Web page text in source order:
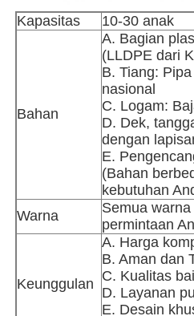
Hubungi Kami
Minta Penawaran Harga
Desain taman bermain
Desain taman air
Kapasitas 10-30 anak
Bahan
A. Bagian
(LLDPE dari
B. Tiang:
nasional
C. Logam:
D. Dek,
dengan
E.
(Bahan
kebutuhan
Warna
Semua
permintaan
Keunggulan
A. Harga
B. Aman dan
C. Kualitas
D. Layanan
E. Desain